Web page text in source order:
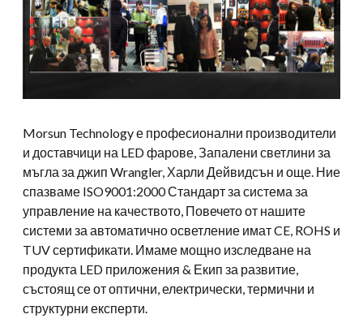
Morsun Technology е професионални производители
и доставчици на LED фарове, Запалени светлини за
мъгла за джип Wrangler, Харли Дейвидсън и още. Ние
спазваме ISO9001:2000 Стандарт за система за
управление на качеството, Повечето от нашите
системи за автоматично осветление имат CE, ROHS и
TUV сертификати. Имаме мощно изследване на
продукта LED приложения & Екип за развитие,
състоящ се от оптични, електрически, термични и
структурни експерти.